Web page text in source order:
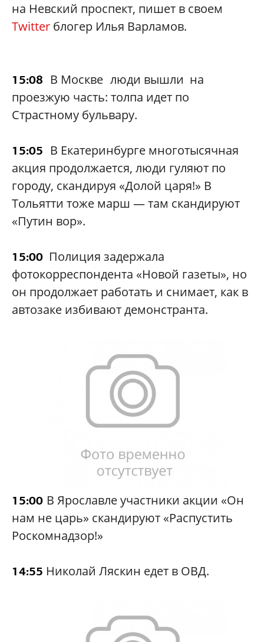
на Невский проспект, пишет в своем
Twitter блогер Илья Варламов.
15:08 В Москве люди вышли на
проезжую часть: толпа идет по
Страстному бульвару.
15:05 В Екатеринбурге многотысячная
акция продолжается, люди гуляют по
городу, скандируя «Долой царя!» В
Тольятти тоже марш — там скандируют
«Путин вор».
15:00 Полиция задержала
фотокорреспондента «Новой газеты», но
он продолжает работать и снимает, как в
автозаке избивают демонстранта.
15:00 В Ярославле участники акции «Он
нам не царь» скандируют «Распустить
Роскомнадзор!»
14:55 Николай Ляскин едет в ОВД.